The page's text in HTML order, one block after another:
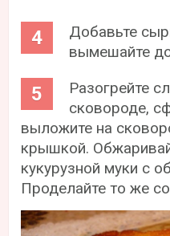
Добавьте
вымешайте
Разогрейте
сковороде,
выложите на
крышкой.
кукурузной муки с
Проделайте то же